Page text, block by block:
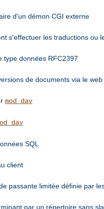
d'un démon CGI externe
s'effectuer les traductions ou
type données RFC2397
de documents via le web
mod_dav
SQL
client
passante limitée définie par
par un répertoire sans